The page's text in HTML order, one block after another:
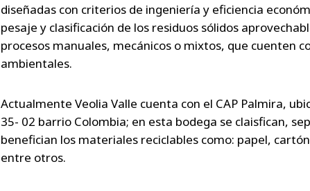
diseñadas con criterios de ingeniería y eficiencia
pesaje y clasificación de los residuos sólidos
procesos manuales, mecánicos o mixtos, que cuenten
ambientales.
Actualmente Veolia Valle cuenta con el CAP Palmira,
35- 02 barrio Colombia; en esta bodega se claisfican,
benefician los materiales reciclables como: papel,
entre otros.